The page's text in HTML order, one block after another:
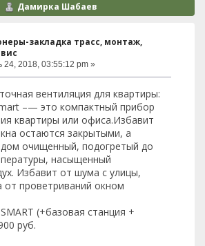
Дамирка Шабаев
закладка трасс, монтаж,
24, 2018, 03:55:12 pm »
вентиляция для квартиры:
–— это компактный прибор
квартиры или офиса.Избавит
остаются закрытыми, а
очищенный, подогретый до
насыщенный
Избавит от шума с улицы,
от проветриваний окном
(+базовая станция +
руб.